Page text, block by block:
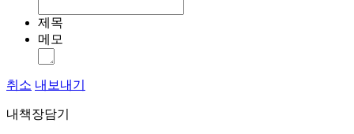
제목
메모
취소 내보내기
내책장담기